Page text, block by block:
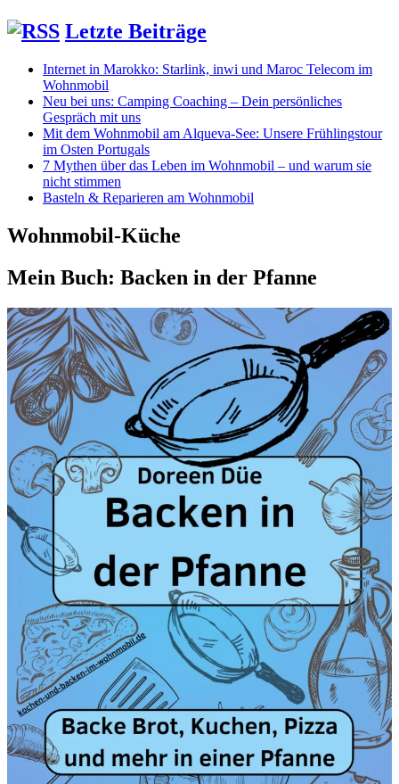
Letzte Beiträge
Internet in Marokko: Starlink, inwi und Maroc Telecom im
Wohnmobil
Neu bei uns: Camping Coaching – Dein persönliches
Gespräch mit uns
Mit dem Wohnmobil am Alqueva-See: Unsere Frühlingstour
im Osten Portugals
7 Mythen über das Leben im Wohnmobil – und warum sie
nicht stimmen
Basteln & Reparieren am Wohnmobil
Wohnmobil-Küche
Mein Buch: Backen in der Pfanne